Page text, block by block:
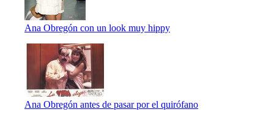
Ana Obregón con un look muy hippy
Ana Obregón antes de pasar por el quirófano